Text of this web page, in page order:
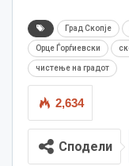
Град Скопје
Орце Ѓорѓиевски
чистење на градот
2,634
Сподели